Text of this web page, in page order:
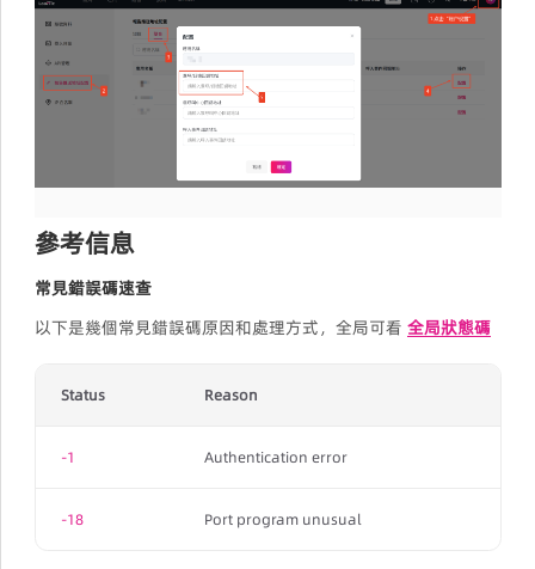
參考信息
常見錯誤碼速查
以下是幾個常見錯誤碼原因和處理方式，全局可看 全局狀態碼
Status Reason
-1 Authentication error
-18 Port program unusual